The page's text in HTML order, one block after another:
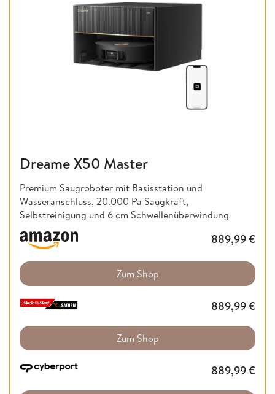
Dreame X50 Master
Premium Saugroboter mit Basisstation und
Wasseranschluss, 20.000 Pa Saugkraft,
Selbstreinigung und 6 cm Schwellenüberwindung
889,99€
Zum Shop
889,99€
Zum Shop
889,99€